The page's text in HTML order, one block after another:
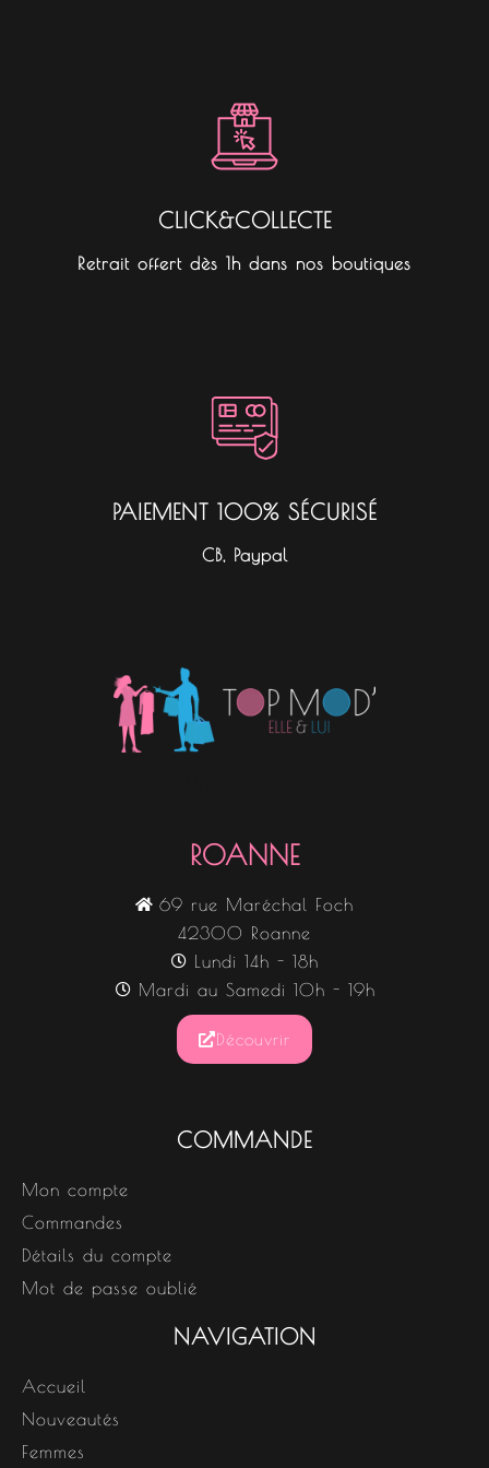
CLICK&COLLECTE
Retrait offert dès 1h dans nos boutiques
PAIEMENT 100% SÉCURISÉ
CB, Paypal
ROANNE
69 rue Maréchal Foch
42300 Roanne
Lundi 14h - 18h
Mardi au Samedi 10h - 19h
Découvrir
COMMANDE
Mon compte
Commandes
Détails du compte
Mot de passe oublié
NAVIGATION
Accueil
Nouveautés
Femmes